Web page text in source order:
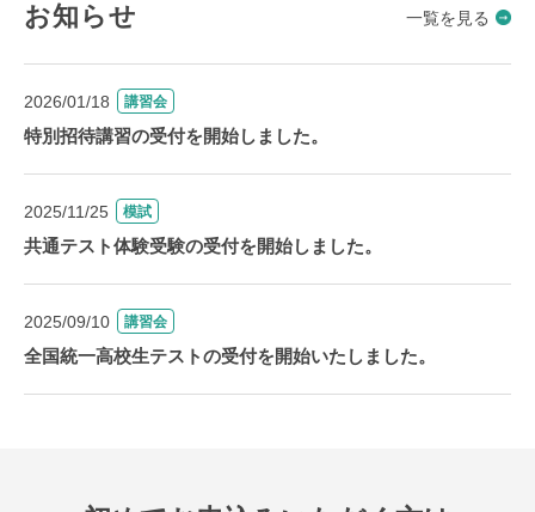
お知らせ 一覧を見る
2026/01/18 講習会
特別招待講習の受付を開始しました。
2025/11/25 模試
共通テスト体験受験の受付を開始しました。
2025/09/10 講習会
全国統一高校生テストの受付を開始いたしました。